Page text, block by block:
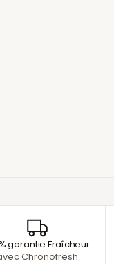
garantie Fraîcheur
Chronofresh